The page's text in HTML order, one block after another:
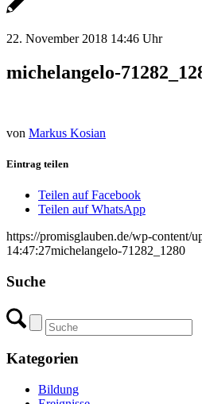
22. November 2018 14:46 Uhr
michelangelo-
von Markus Kosian
Eintrag teilen
Teilen auf Facebook
Teilen auf WhatsApp
https://promisglauben.de/wp-content/
14:47:27michelangelo-71282_1280
Suche
Kategorien
Bildung